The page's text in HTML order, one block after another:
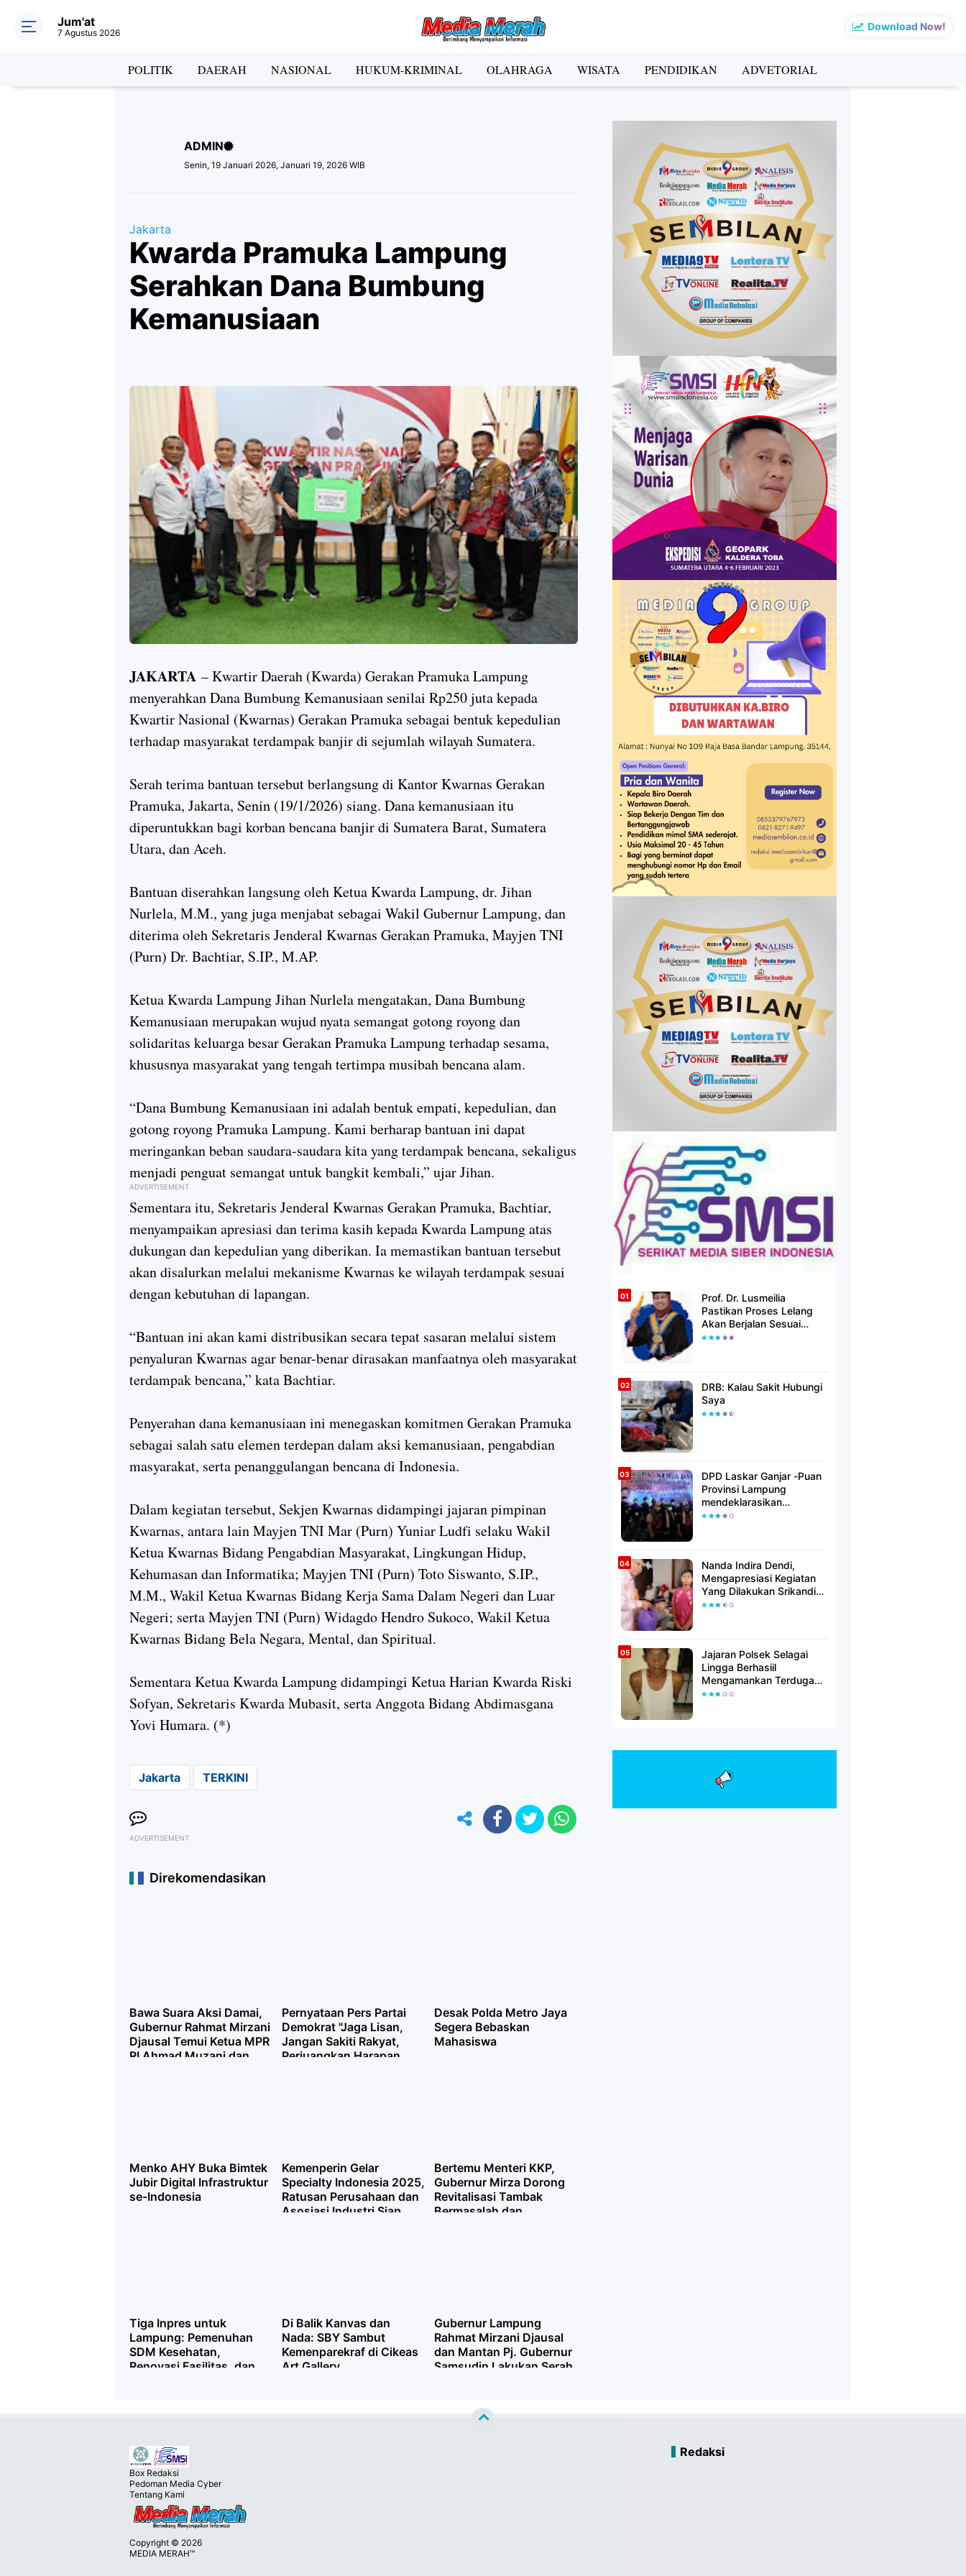
Header Social Media
Facebook
Download Now!
Jum'at
7 Agustus 2026
POLITIK DAERAH NASIONAL HUKUM-KRIMINAL OLAHRAGA WISATA PENDIDIKAN ADVETORIAL
ADMIN
Senin, 19 Januari 2026, Januari 19, 2026 WIB
Jakarta
Kwarda Pramuka Lampung
Serahkan Dana Bumbung
Kemanusiaan
JAKARTA – Kwartir Daerah (Kwarda) Gerakan Pramuka Lampung
menyerahkan Dana Bumbung Kemanusiaan senilai Rp250 juta kepada
Kwartir Nasional (Kwarnas) Gerakan Pramuka sebagai bentuk kepedulian
terhadap masyarakat terdampak banjir di sejumlah wilayah Sumatera.
Serah terima bantuan tersebut berlangsung di Kantor Kwarnas Gerakan
Pramuka, Jakarta, Senin (19/1/2026) siang. Dana kemanusiaan itu
diperuntukkan bagi korban bencana banjir di Sumatera Barat, Sumatera
Utara, dan Aceh.
Bantuan diserahkan langsung oleh Ketua Kwarda Lampung, dr. Jihan
Nurlela, M.M., yang juga menjabat sebagai Wakil Gubernur Lampung, dan
diterima oleh Sekretaris Jenderal Kwarnas Gerakan Pramuka, Mayjen TNI
(Purn) Dr. Bachtiar, S.IP., M.AP.
Ketua Kwarda Lampung Jihan Nurlela mengatakan, Dana Bumbung
Kemanusiaan merupakan wujud nyata semangat gotong royong dan
solidaritas keluarga besar Gerakan Pramuka Lampung terhadap sesama,
khususnya masyarakat yang tengah tertimpa musibah bencana alam.
“Dana Bumbung Kemanusiaan ini adalah bentuk empati, kepedulian, dan
gotong royong Pramuka Lampung. Kami berharap bantuan ini dapat
meringankan beban saudara-saudara kita yang terdampak bencana, sekaligus
menjadi penguat semangat untuk bangkit kembali,” ujar Jihan.
ADVERTISEMENT
Sementara itu, Sekretaris Jenderal Kwarnas Gerakan Pramuka, Bachtiar,
menyampaikan apresiasi dan terima kasih kepada Kwarda Lampung atas
dukungan dan kepedulian yang diberikan. Ia memastikan bantuan tersebut
akan disalurkan melalui mekanisme Kwarnas ke wilayah terdampak sesuai
dengan kebutuhan di lapangan.
“Bantuan ini akan kami distribusikan secara tepat sasaran melalui sistem
penyaluran Kwarnas agar benar-benar dirasakan manfaatnya oleh masyarakat
terdampak bencana,” kata Bachtiar.
Penyerahan dana kemanusiaan ini menegaskan komitmen Gerakan Pramuka
sebagai salah satu elemen terdepan dalam aksi kemanusiaan, pengabdian
masyarakat, serta penanggulangan bencana di Indonesia.
Dalam kegiatan tersebut, Sekjen Kwarnas didampingi jajaran pimpinan
Kwarnas, antara lain Mayjen TNI Mar (Purn) Yuniar Ludfi selaku Wakil
Ketua Kwarnas Bidang Pengabdian Masyarakat, Lingkungan Hidup,
Kehumasan dan Informatika; Mayjen TNI (Purn) Toto Siswanto, S.IP.,
M.M., Wakil Ketua Kwarnas Bidang Kerja Sama Dalam Negeri dan Luar
Negeri; serta Mayjen TNI (Purn) Widagdo Hendro Sukoco, Wakil Ketua
Kwarnas Bidang Bela Negara, Mental, dan Spiritual.
Sementara Ketua Kwarda Lampung didampingi Ketua Harian Kwarda Riski
Sofyan, Sekretaris Kwarda Mubasit, serta Anggota Bidang Abdimasgana
Yovi Humara. (*)
Jakarta TERKINI
ADVERTISEMENT
Direkomendasikan
Bawa Suara Aksi Damai,
Gubernur Rahmat Mirzani
Djausal Temui Ketua MPR
RI Ahmad Muzani dan
Pernyataan Pers Partai
Demokrat "Jaga Lisan,
Jangan Sakiti Rakyat,
Perjuangkan Harapan
Desak Polda Metro Jaya
Segera Bebaskan
Mahasiswa
Menko AHY Buka Bimtek
Jubir Digital Infrastruktur
se-Indonesia
Kemenperin Gelar
Specialty Indonesia 2025,
Ratusan Perusahaan dan
Asosiasi Industri Siap
Bertemu Menteri KKP,
Gubernur Mirza Dorong
Revitalisasi Tambak
Bermasalah dan
Tiga Inpres untuk
Lampung: Pemenuhan
SDM Kesehatan,
Renovasi Fasilitas, dan
Di Balik Kanvas dan
Nada: SBY Sambut
Kemenparekraf di Cikeas
Art Gallery
Gubernur Lampung
Rahmat Mirzani Djausal
dan Mantan Pj. Gubernur
Samsudin Lakukan Serah
Prof. Dr. Lusmeilia
Pastikan Proses Lelang
Akan Berjalan Sesuai
Aturan
DRB: Kalau Sakit Hubungi
Saya
DPD Laskar Ganjar -Puan
Provinsi Lampung
mendeklarasikan
Mendukung Ganjar-Puan
Nanda Indira Dendi,
Mengapresiasi Kegiatan
Yang Dilakukan Srikandi
Dermawan
Jajaran Polsek Selagai
Lingga Berhasiil
Mengamankan Terduga
Pelaku Pencabulan Anak
Box Redaksi
Pedoman Media Cyber
Tentang Kami
Copyright © 2026
MEDIA MERAH™
Redaksi